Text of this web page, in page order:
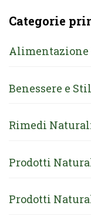
Categorie
Alimentazione
Benessere e
Rimedi
Prodotti
Prodotti